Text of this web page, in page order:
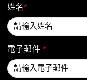
姓名*
電子郵件 *